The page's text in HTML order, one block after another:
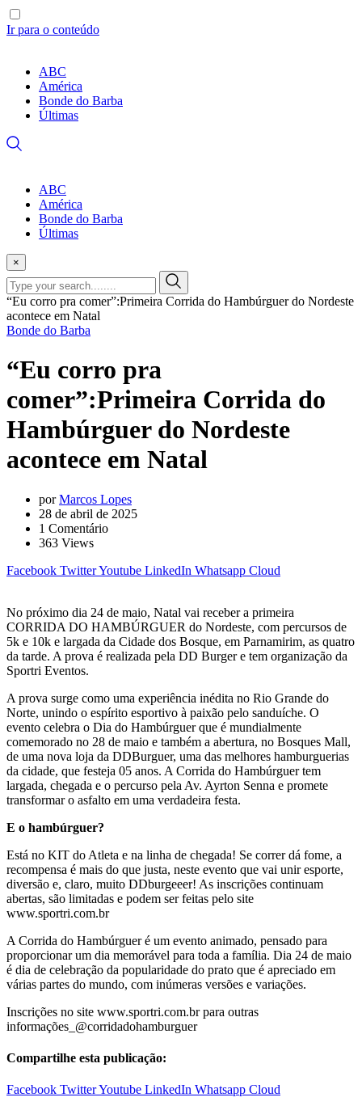
Ir para o conteúdo
ABC
América
Bonde do Barba
Últimas
ABC
América
Bonde do Barba
Últimas
×
“Eu corro pra comer”:Primeira Corrida do Hambúrguer do Nordeste
acontece em Natal
Bonde do Barba
“Eu corro pra
comer”:Primeira Corrida do
Hambúrguer do Nordeste
acontece em Natal
porMarcos Lopes
28 de abril de 2025
1 Comentário
363 Views
Facebook TwitterYoutube LinkedIn Whatsapp Cloud
No próximo dia 24 de maio, Natal vai receber a primeira
CORRIDA DO HAMBÚRGUER do Nordeste, com percursos de
5k e 10k e largada da Cidade dos Bosque, em Parnamirim, as quatro
da tarde. A prova é realizada pela DD Burger e tem organização da
Sportri Eventos.
A prova surge como uma experiência inédita no Rio Grande do
Norte, unindo o espírito esportivo à paixão pelo sanduíche. O
evento celebra o Dia do Hambúrguer que é mundialmente
comemorado no 28 de maio e também a abertura, no Bosques Mall,
de uma nova loja da DDBurguer, uma das melhores hamburguerias
da cidade, que festeja 05 anos. A Corrida do Hambúrguer tem
largada, chegada e o percurso pela Av. Ayrton Senna e promete
transformar o asfalto em uma verdadeira festa.
E o hambúrguer?
Está no KIT do Atleta e na linha de chegada! Se correr dá fome, a
recompensa é mais do que justa, neste evento que vai unir esporte,
diversão e, claro, muito DDburgeeer! As inscrições continuam
abertas, são limitadas e podem ser feitas pelo site
www.sportri.com.br
A Corrida do Hambúrguer é um evento animado, pensado para
proporcionar um dia memorável para toda a família. Dia 24 de maio
é dia de celebração da popularidade do prato que é apreciado em
várias partes do mundo, com inúmeras versões e variações.
Inscrições no site www.sportri.com.br para outras
informações_@corridadohamburguer
Compartilhe esta publicação:
Facebook TwitterYoutube LinkedIn Whatsapp Cloud